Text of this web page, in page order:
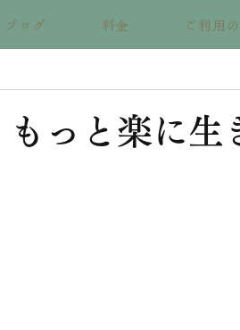
ブログ 料金 ご利用
っと楽に生